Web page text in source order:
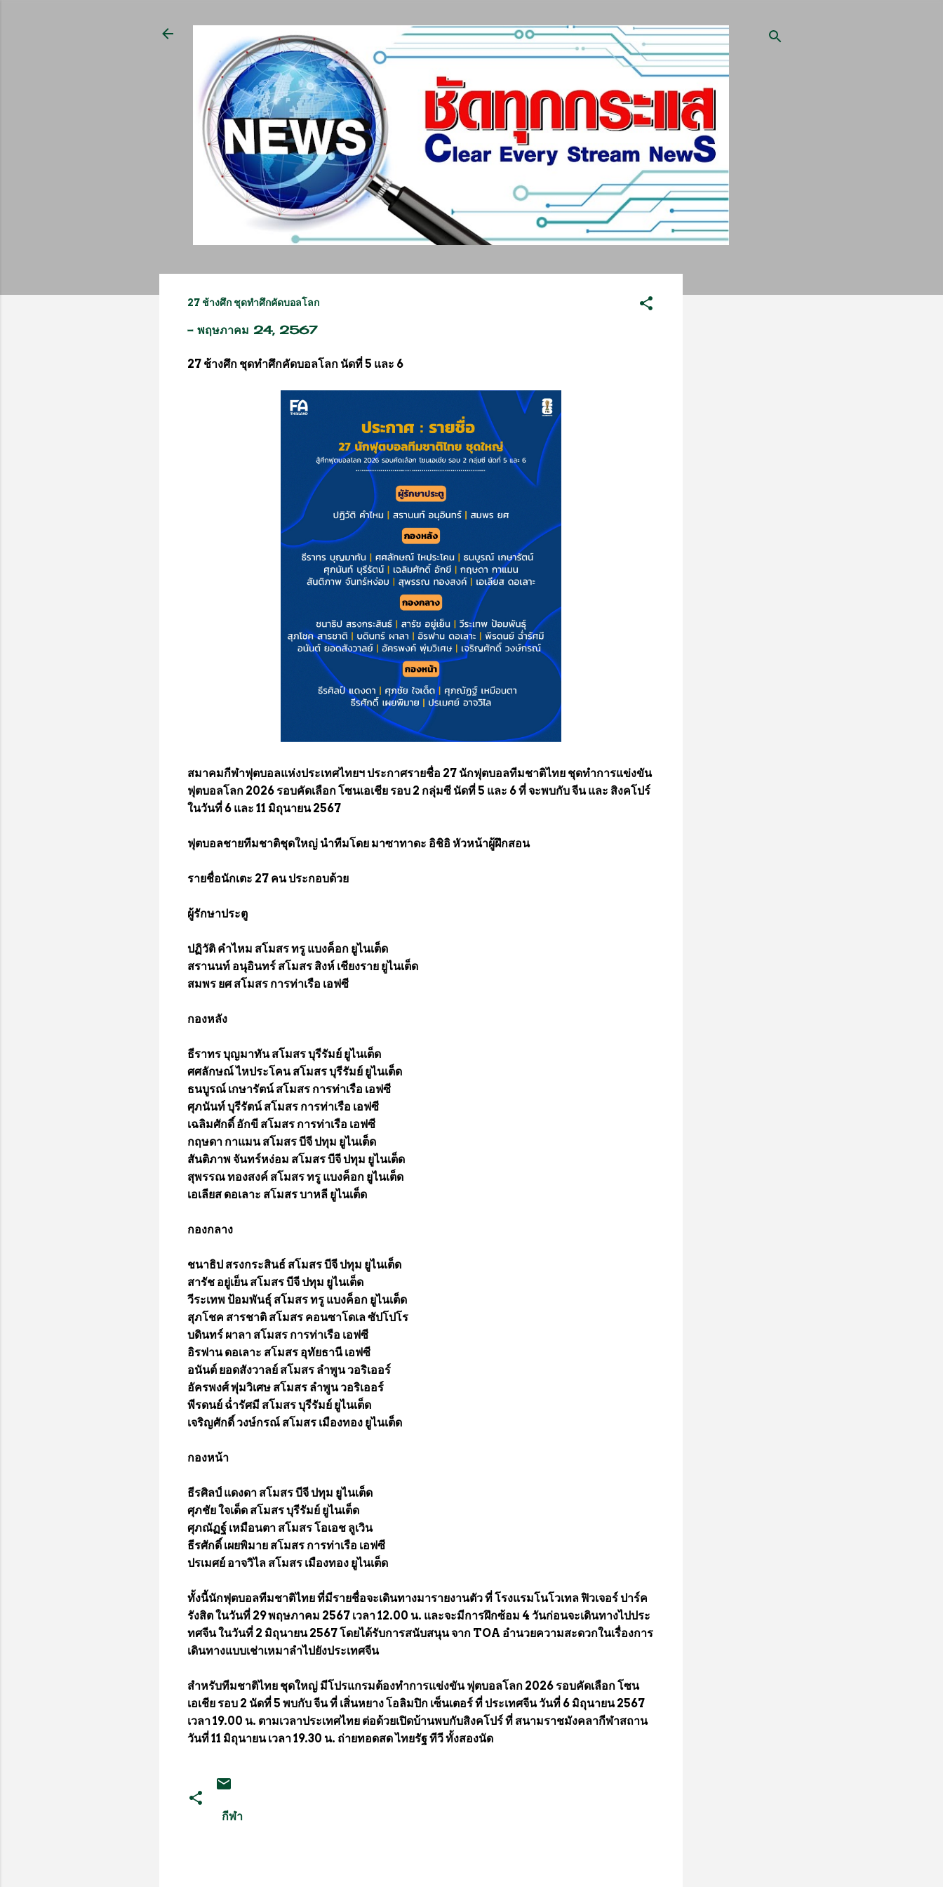
27 ช้างศึก ชุดทำศึกคัดบอลโลก
- พฤษภาคม 24, 2567
27 ช้างศึก ชุดทำศึกคัดบอลโลก นัดที่ 5 และ 6
สมาคมกีฬาฟุตบอลแห่งประเทศไทยฯ ประกาศรายชื่อ 27 นักฟุตบอลทีมชาติไทย ชุดทำการแข่งขัน
ฟุตบอลโลก 2026 รอบคัดเลือก โซนเอเชีย รอบ 2 กลุ่มซี นัดที่ 5 และ 6 ที่ จะพบกับ จีน และ สิงคโปร์
ในวันที่ 6 และ 11 มิถุนายน 2567
ฟุตบอลชายทีมชาติชุดใหญ่ นำทีมโดย มาซาทาดะ อิชิอิ หัวหน้าผู้ฝึกสอน
รายชื่อนักเตะ 27 คน ประกอบด้วย
ผู้รักษาประตู
ปฏิวัติ คำไหม สโมสร ทรู แบงค็อก ยูไนเต็ด
สรานนท์ อนุอินทร์ สโมสร สิงห์ เชียงราย ยูไนเต็ด
สมพร ยศ สโมสร การท่าเรือ เอฟซี
กองหลัง
ธีราทร บุญมาทัน สโมสร บุรีรัมย์ ยูไนเต็ด
ศศลักษณ์ ไหประโคน สโมสร บุรีรัมย์ ยูไนเต็ด
ธนบูรณ์ เกษารัตน์ สโมสร การท่าเรือ เอฟซี
ศุภนันท์ บุรีรัตน์ สโมสร การท่าเรือ เอฟซี
เฉลิมศักดิ์ อักขี สโมสร การท่าเรือ เอฟซี
กฤษดา กาแมน สโมสร บีจี ปทุม ยูไนเต็ด
สันติภาพ จันทร์หง่อม สโมสร บีจี ปทุม ยูไนเต็ด
สุพรรณ ทองสงค์ สโมสร ทรู แบงค็อก ยูไนเต็ด
เอเลียส ดอเลาะ สโมสร บาหลี ยูไนเต็ด
กองกลาง
ชนาธิป สรงกระสินธ์ สโมสร บีจี ปทุม ยูไนเต็ด
สารัช อยู่เย็น สโมสร บีจี ปทุม ยูไนเต็ด
วีระเทพ ป้อมพันธุ์ สโมสร ทรู แบงค็อก ยูไนเต็ด
สุภโชค สารชาติ สโมสร คอนซาโดเล ซัปโปโร
บดินทร์ ผาลา สโมสร การท่าเรือ เอฟซี
อิรฟาน ดอเลาะ สโมสร อุทัยธานี เอฟซี
อนันต์ ยอดสังวาลย์ สโมสร ลำพูน วอริเออร์
อัครพงศ์ พุ่มวิเศษ สโมสร ลำพูน วอริเออร์
พีรดนย์ ฉ่ำรัศมี สโมสร บุรีรัมย์ ยูไนเต็ด
เจริญศักดิ์ วงษ์กรณ์ สโมสร เมืองทอง ยูไนเต็ด
กองหน้า
ธีรศิลป์ แดงดา สโมสร บีจี ปทุม ยูไนเต็ด
ศุภชัย ใจเด็ด สโมสร บุรีรัมย์ ยูไนเต็ด
ศุภณัฏฐ์ เหมือนตา สโมสร โอเอช ลูเวิน
ธีรศักดิ์ เผยพิมาย สโมสร การท่าเรือ เอฟซี
ปรเมศย์ อาจวิไล สโมสร เมืองทอง ยูไนเต็ด
ทั้งนี้นักฟุตบอลทีมชาติไทย ที่มีรายชื่อจะเดินทางมารายงานตัว ที่ โรงแรมโนโวเทล ฟิวเจอร์ ปาร์ค
รังสิต ในวันที่ 29 พฤษภาคม 2567 เวลา 12.00 น. และจะมีการฝึกซ้อม 4 วันก่อนจะเดินทางไปประ
ทศจีน ในวันที่ 2 มิถุนายน 2567 โดยได้รับการสนับสนุน จาก TOA อำนวยความสะดวกในเรื่องการ
เดินทางแบบเช่าเหมาลำไปยังประเทศจีน
สำหรับทีมชาติไทย ชุดใหญ่ มีโปรแกรมต้องทำการแข่งขัน ฟุตบอลโลก 2026 รอบคัดเลือก โซน
เอเชีย รอบ 2 นัดที่ 5 พบกับ จีน ที่ เสิ่นหยาง โอลิมปิก เซ็นเตอร์ ที่ ประเทศจีน วันที่ 6 มิถุนายน 2567
เวลา 19.00 น. ตามเวลาประเทศไทย ต่อด้วยเปิดบ้านพบกับสิงคโปร์ ที่ สนามราชมังคลากีฬาสถาน
วันที่ 11 มิถุนายน เวลา 19.30 น. ถ่ายทอดสด ไทยรัฐ ทีวี ทั้งสองนัด
กีฬา